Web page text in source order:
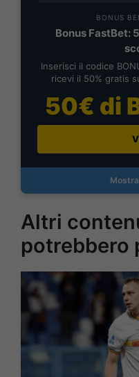
BONUS
Bonus FastBet:
Inserisci il codice
ricevi il 50% gratis
50€ di
Altri
potrebbero